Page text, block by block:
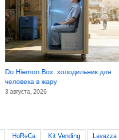
Do Hiemon Box: холодильник для
человека в жару
3 августа, 2026
HoReCa Kit Vending Lavazza